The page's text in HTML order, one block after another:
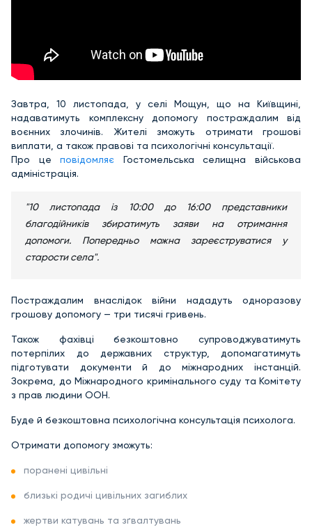
Завтра, 10 листопада, у селі Мощун, що на Київщині,
надаватимуть комплексну допомогу постраждалим від
воєнних злочинів. Жителі зможуть отримати грошові
виплати, а також правові та психологічні консультації.
Про цеповідомляє Гостомельська селищна військова
адміністрація.
"10 листопада із 10:00 до 16:00 представники
благодійників збиратимуть заяви на отримання
допомоги. Попередньо можна зареєструватися у
старости села".
Постраждалим внаслідок війни нададуть одноразову
грошову допомогу — три тисячі гривень.
Також фахівці безкоштовно супроводжуватимуть
потерпілих до державних структур, допомагатимуть
підготувати документи й до міжнародних інстанцій.
Зокрема, до Міжнародного кримінального суду та Комітету
з прав людини ООН.
Буде й безкоштовна психологічна консультація психолога.
Отримати допомогу зможуть:
поранені цивільні
близькі родичі цивільних загиблих
жертви катувань та зґвалтувань